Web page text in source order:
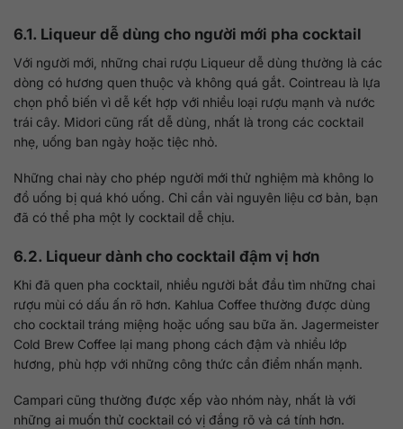
6.1. Liqueur dễ dùng cho người mới pha cocktail
Với người mới, những chai rượu Liqueur dễ dùng thường là các
dòng có hương quen thuộc và không quá gắt. Cointreau là lựa
chọn phổ biến vì dễ kết hợp với nhiều loại rượu mạnh và nước
trái cây. Midori cũng rất dễ dùng, nhất là trong các cocktail
nhẹ, uống ban ngày hoặc tiệc nhỏ.
Những chai này cho phép người mới thử nghiệm mà không lo
đồ uống bị quá khó uống. Chỉ cần vài nguyên liệu cơ bản, bạn
đã có thể pha một ly cocktail dễ chịu.
6.2. Liqueur dành cho cocktail đậm vị hơn
Khi đã quen pha cocktail, nhiều người bắt đầu tìm những chai
rượu mùi có dấu ấn rõ hơn. Kahlua Coffee thường được dùng
cho cocktail tráng miệng hoặc uống sau bữa ăn. Jagermeister
Cold Brew Coffee lại mang phong cách đậm và nhiều lớp
hương, phù hợp với những công thức cần điểm nhấn mạnh.
Campari cũng thường được xếp vào nhóm này, nhất là với
những ai muốn thử cocktail có vị đắng rõ và cá tính hơn.